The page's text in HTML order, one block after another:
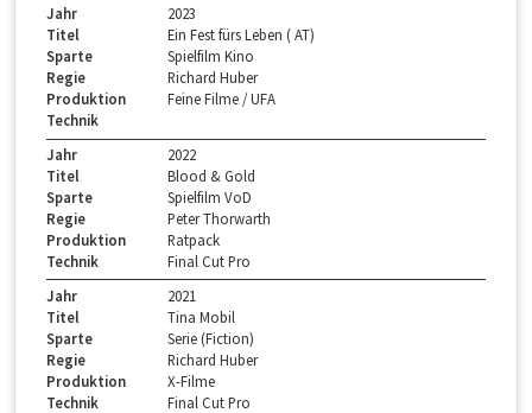
Jahr
2023
Titel
Ein Fest fürs Leben ( AT)
Sparte
Spielfilm Kino
Regie
Richard Huber
Produktion
Feine Filme / UFA
Technik
Jahr
2022
Titel
Blood & Gold
Sparte
Spielfilm VoD
Regie
Peter Thorwarth
Produktion
Ratpack
Technik
Final Cut Pro
Jahr
2021
Titel
Tina Mobil
Sparte
Serie (Fiction)
Regie
Richard Huber
Produktion
X-Filme
Technik
Final Cut Pro